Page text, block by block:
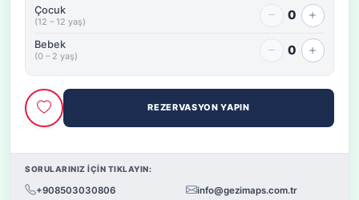
Çocuk
(12 – 12 yaş) 0
Bebek
(0 – 2 yaş) 0
REZERVASYON YAPIN
SORULARINIZ İÇİN TIKLAYIN:
+908503030806 info@gezimaps.com.tr